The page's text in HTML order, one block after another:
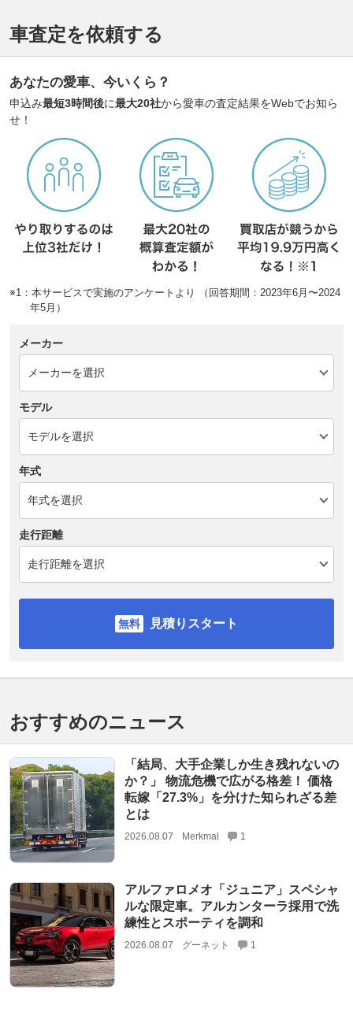
車査定を依頼する
あなたの愛車、今いくら？
申込み最短3時間後に最大20社から愛車の査定結果をWebでお知ら
せ！
※1：本サービスで実施のアンケートより （回答期間：2023年6月〜2024
年5月）
メーカー
モデル
年式
走行距離
見積りスタート
おすすめのニュース
「結局、大手企業しか生き残れないの
か？」 物流危機で広がる格差！ 価格
転嫁「27.3%」を分けた知られざる差
とは
2026.08.07 Merkmal 1
アルファロメオ「ジュニア」スペシャ
ルな限定車。アルカンターラ採用で洗
練性とスポーティを調和
2026.08.07 グーネット 1